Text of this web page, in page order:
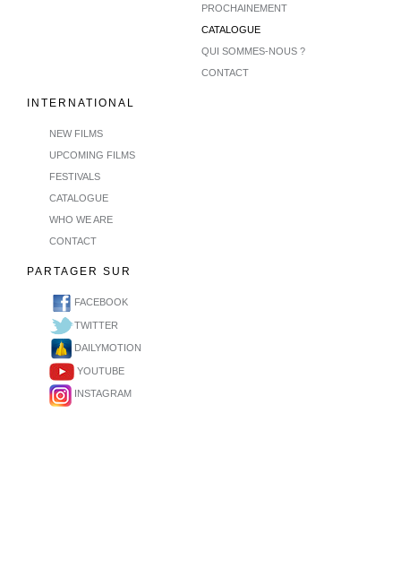
PROCHAINEMENT
CATALOGUE
QUI SOMMES-NOUS ?
CONTACT
INTERNATIONAL
NEW FILMS
UPCOMING FILMS
FESTIVALS
CATALOGUE
WHO WE ARE
CONTACT
PARTAGER SUR
FACEBOOK
TWITTER
DAILYMOTION
YOUTUBE
INSTAGRAM